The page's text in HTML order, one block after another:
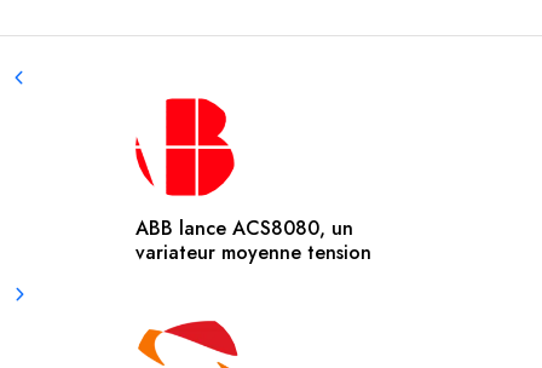
ABB lance ACS8080, un
variateur moyenne tension